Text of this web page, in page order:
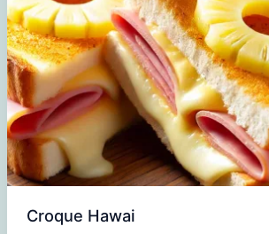
Croque Hawai